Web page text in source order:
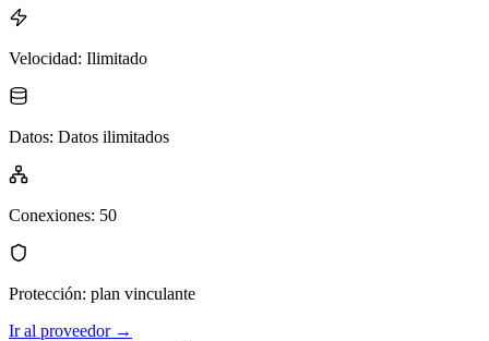
Velocidad: Ilimitado
Datos: Datos ilimitados
Conexiones: 50
Protección: plan vinculante
Ir al proveedor→